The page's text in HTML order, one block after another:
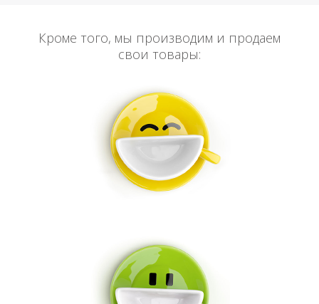
Кроме того, мы производим и продаем
свои товары: